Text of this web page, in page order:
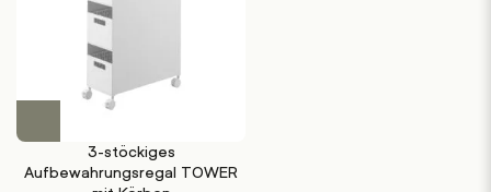
weist
mehrere
3-stöckiges
Aufbewahrungsregal TOWER